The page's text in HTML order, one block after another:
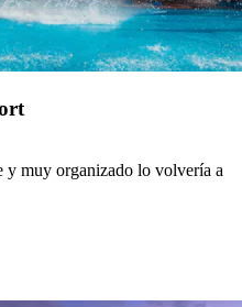
y muy organizado lo volvería a